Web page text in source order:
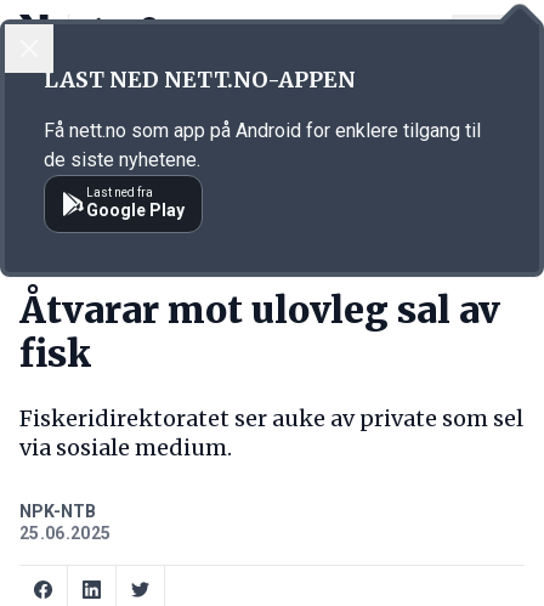
Annonsørinnhold
Åtvarar mot ulovleg sal av
fisk
Fiskeridirektoratet ser auke av private som sel
via sosiale medium.
NPK-NTB
25.06.2025
LAST NED NETT.NO-APPEN
Få nett.no som app på Android for enklere tilgang til
de siste nyhetene.
Last ned fra
Google Play